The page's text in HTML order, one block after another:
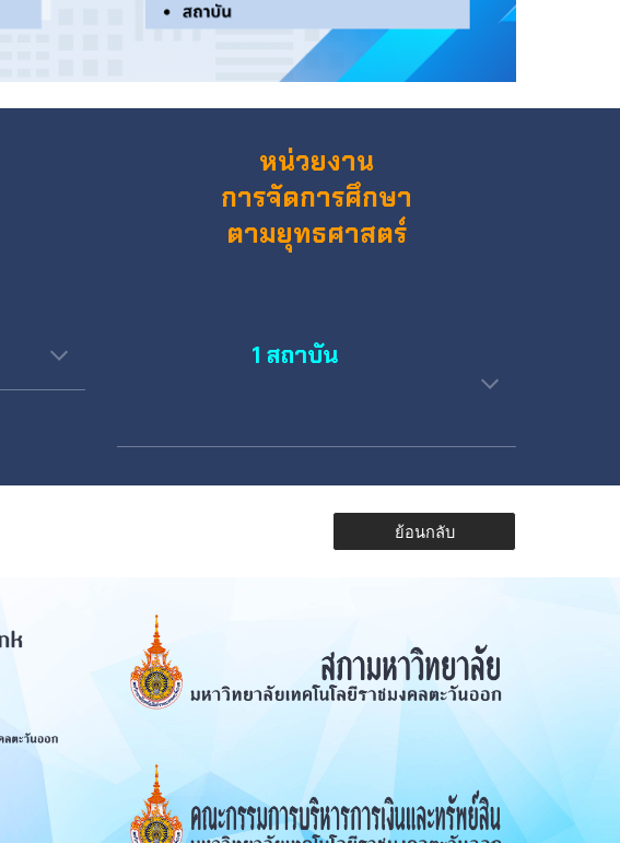
หน่วยงาน
การจัดการศึกษา
ตามยุทธศาสตร์
1 สถาบัน
ย้อนกลับ